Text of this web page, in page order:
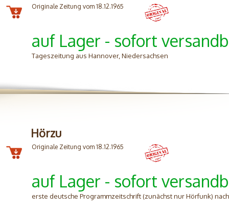
Originale Zeitung vom 18.12.1965
auf Lager - sofort
Tageszeitung aus Hannover, Niedersachsen
Hörzu
Originale Zeitung vom 18.12.1965
auf Lager - sofort
erste deutsche Programmzeitschrift (zunächst nur Hörfunk)